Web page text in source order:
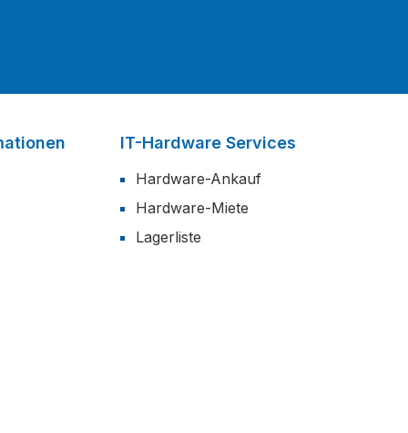
IT-Hardware Services
Hardware-Ankauf
Hardware-Miete
Lagerliste